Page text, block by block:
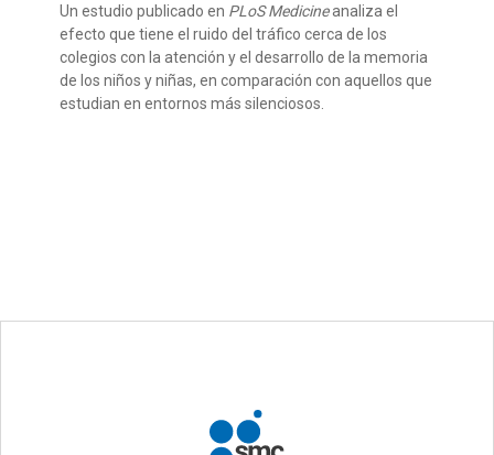
Un estudio publicado en PLoS Medicineanaliza el
efecto que tiene el ruido del tráfico cerca de los
colegios con la atención y el desarrollo de la memoria
de los niños y niñas, en comparación con aquellos que
estudian en entornos más silenciosos.